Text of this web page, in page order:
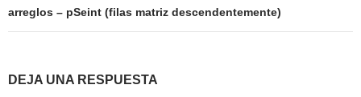
arreglos – pSeint (filas matriz descendentemente)
DEJA UNA RESPUESTA